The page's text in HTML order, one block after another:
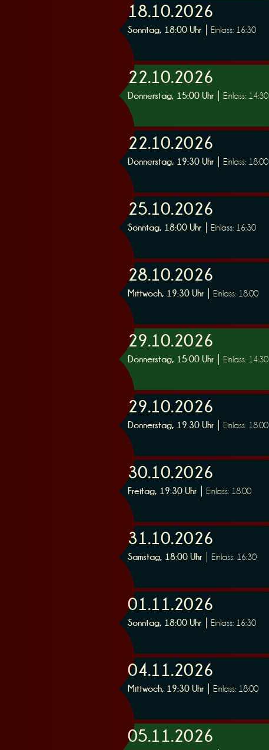
18.10.2026
Sonntag, 18:00 Uhr Einlass: 16:30
22.10.2026
Donnerstag, 15:00 Uhr Einlass: 14:30
22.10.2026
Donnerstag, 19:30 Uhr Einlass: 18:00
25.10.2026
Sonntag, 18:00 Uhr Einlass: 16:30
28.10.2026
Mittwoch, 19:30 Uhr Einlass: 18:00
29.10.2026
Donnerstag, 15:00 Uhr Einlass: 14:30
29.10.2026
Donnerstag, 19:30 Uhr Einlass: 18:00
30.10.2026
Freitag, 19:30 Uhr Einlass: 18:00
31.10.2026
Samstag, 18:00 Uhr Einlass: 16:30
01.11.2026
Sonntag, 18:00 Uhr Einlass: 16:30
04.11.2026
Mittwoch, 19:30 Uhr Einlass: 18:00
05.11.2026